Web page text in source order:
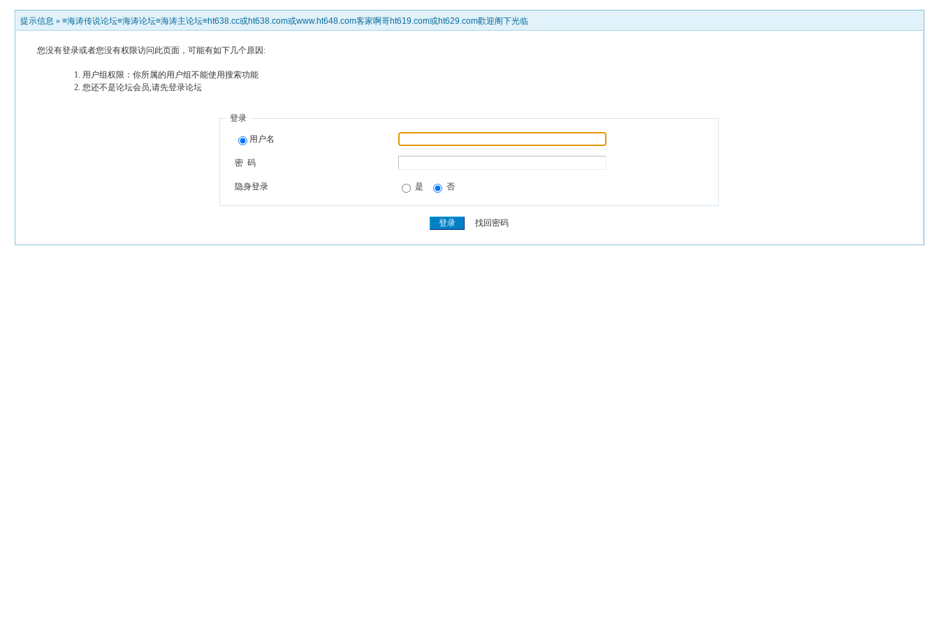
提示信息 » ≡海涛传说论坛≡海涛论坛≡海涛主论坛≡ht638.cc或ht638.com或www.ht648.com客家啊哥ht619.com或ht629.com歡迎阁下光临
您没有登录或者您没有权限访问此页面，可能有如下几个原因:
用户组权限：你所属的用户组不能使用搜索功能
您还不是论坛会员,请先登录论坛
登录
用户名
密 码
隐身登录 是 否
找回密码